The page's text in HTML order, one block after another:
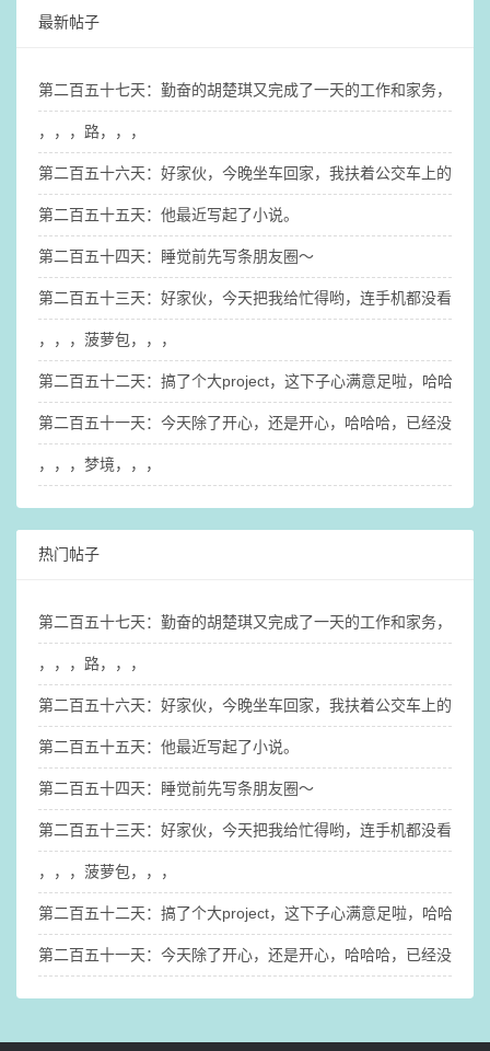
最新帖子
第二百五十七天：勤奋的胡楚琪又完成了一天的工作和家务，也搞
，，，路，，，
第二百五十六天：好家伙，今晚坐车回家，我扶着公交车上的扶手
第二百五十五天：他最近写起了小说。
第二百五十四天：睡觉前先写条朋友圈～
第二百五十三天：好家伙，今天把我给忙得哟，连手机都没看几
，，，菠萝包，，，
第二百五十二天：搞了个大project，这下子心满意足啦，哈哈哈哈
第二百五十一天：今天除了开心，还是开心，哈哈哈，已经没有
，，，梦境，，，
热门帖子
第二百五十七天：勤奋的胡楚琪又完成了一天的工作和家务，也搞
，，，路，，，
第二百五十六天：好家伙，今晚坐车回家，我扶着公交车上的扶手
第二百五十五天：他最近写起了小说。
第二百五十四天：睡觉前先写条朋友圈～
第二百五十三天：好家伙，今天把我给忙得哟，连手机都没看几
，，，菠萝包，，，
第二百五十二天：搞了个大project，这下子心满意足啦，哈哈哈哈
第二百五十一天：今天除了开心，还是开心，哈哈哈，已经没有